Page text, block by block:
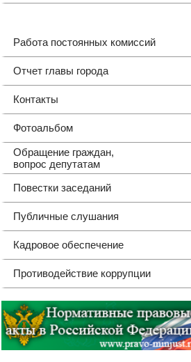
Работа постоянных комиссий
Отчет главы города
Контакты
Фотоальбом
Обращение граждан,
вопрос депутатам
Повестки заседаний
Публичные слушания
Кадровое обеспечение
Противодействие коррупции